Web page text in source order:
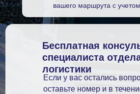
вашего маршрута с
Бесплатная
специалиста
логистики
Если у вас остались
оставьте номер и в